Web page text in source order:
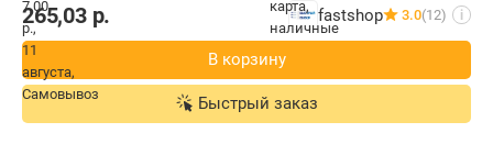
265,03р. fastshop 3.0(12) i
В корзину
Быстрый заказ